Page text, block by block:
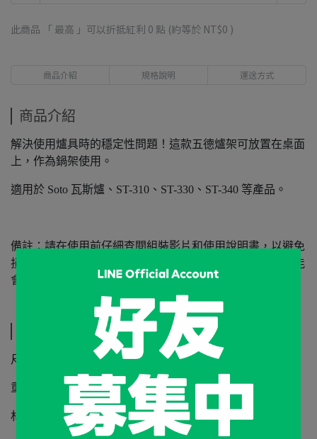
此商品 「 最高 」可以折抵紅利 0 點 (約等於 NT$0 )
商品介紹 規格說明 運送方式
商品介紹
解決使用爐具時的穩定性問題！這款五德爐架可放置在桌面
上，作為鍋架使用。
適用於 Soto 瓦斯爐、ST-310、ST-330、ST-340 等產品。
備註：請在使用前仔細查閱組裝影片和使用說明書，以避免
損壞和事故發生。由於產品材質為鐵製，隨著時間推移可能
會生鏽，請享受材質特有的變化。
尺寸：140 x 140 x 10 mm
重量：190 克
材質：黑鐵